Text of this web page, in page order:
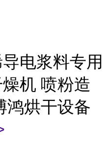
电浆料专用
机 喷粉造
鸿烘干设备